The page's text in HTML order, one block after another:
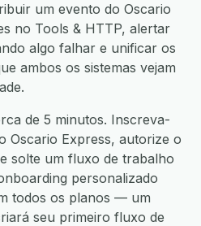
um evento do Oscario
no Tools & HTTP, alertar
algo falhar e unificar os
ambos os sistemas vejam
de 5 minutos. Inscreva-
Oscario Express, autorize o
solte um fluxo de trabalho
personalizado
todos os planos — um
seu primeiro fluxo de